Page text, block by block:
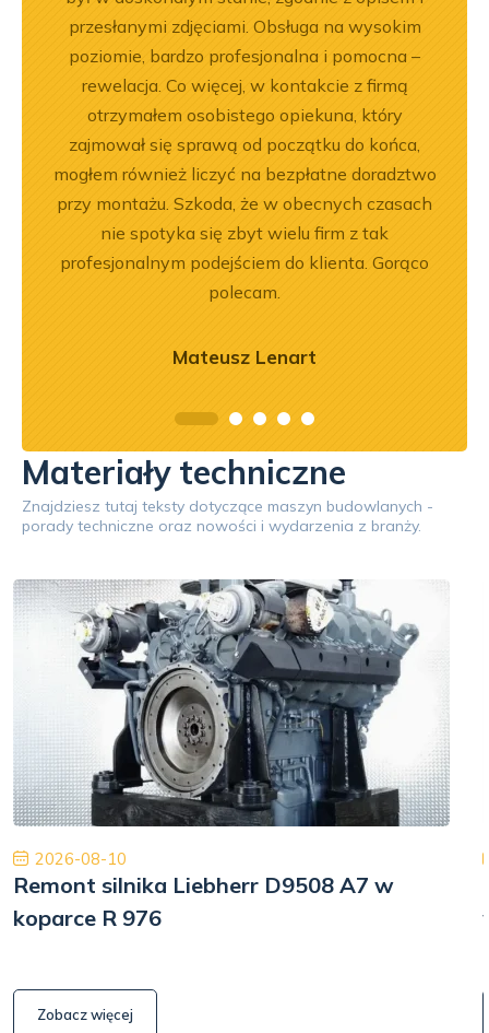
przesłanymi zdjęciami. Obsługa na wysokim
poziomie, bardzo profesjonalna i pomocna –
rewelacja. Co więcej, w kontakcie z firmą
otrzymałem osobistego opiekuna, który
zajmował się sprawą od początku do końca,
mogłem również liczyć na bezpłatne doradztwo
przy montażu. Szkoda, że w obecnych czasach
nie spotyka się zbyt wielu firm z tak
profesjonalnym podejściem do klienta. Gorąco
polecam.
Mateusz Lenart
Materiały techniczne
Znajdziesz tutaj teksty dotyczące maszyn budowlanych -
porady techniczne oraz nowości i wydarzenia z branży.
2026-08-10
Remont silnika Liebherr D9508 A7 w
koparce R 976
Zobacz więcej